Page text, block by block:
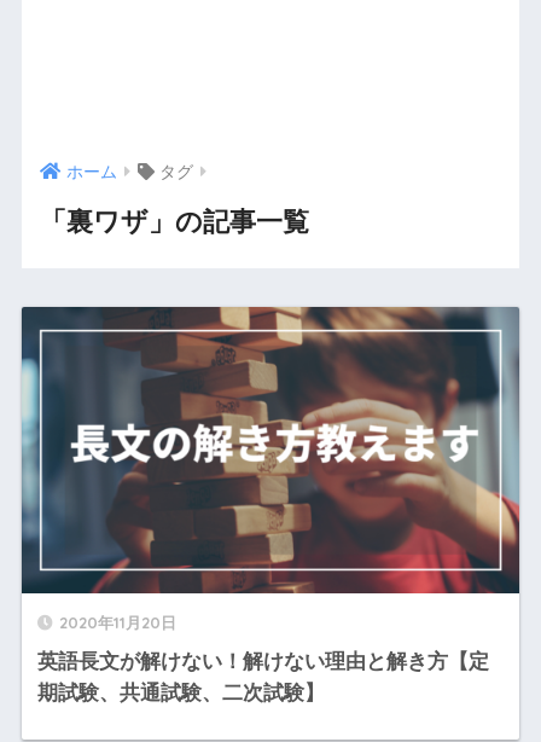
ホーム タグ
「裏ワザ」の記事一覧
2020年11月20日
英語長文が解けない！解けない理由と解き方【定
期試験、共通試験、二次試験】